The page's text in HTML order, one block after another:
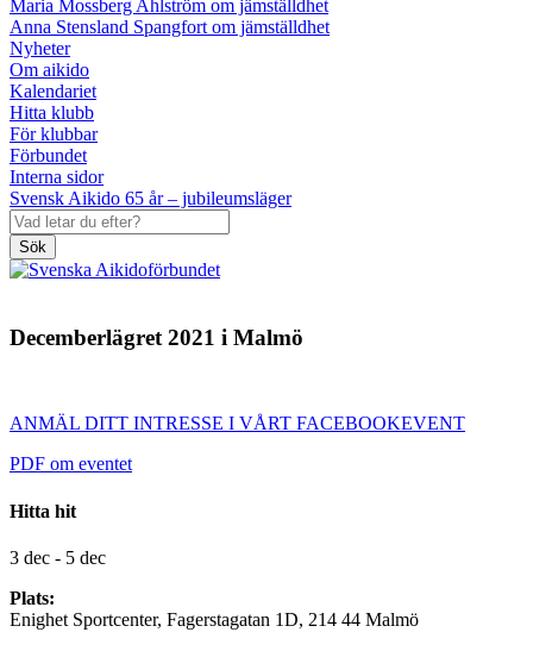
Maria Mossberg Ahlström om jämställdhet
Anna Stensland Spangfort om jämställdhet
Nyheter
Om aikido
Kalendariet
Hitta klubb
För klubbar
Förbundet
Interna sidor
Svensk Aikido 65 år – jubileumsläger
Sök
Decemberlägret 2021 i Malmö
ANMÄL DITT INTRESSE I VÅRT FACEBOOKEVENT
PDF om eventet
Hitta hit
3 dec - 5 dec
Plats:
Enighet Sportcenter, Fagerstagatan 1D, 214 44 Malmö